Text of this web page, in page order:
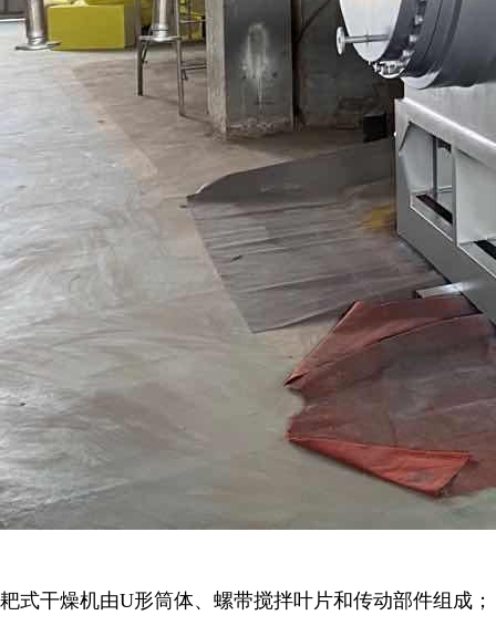
耙式干燥机由U形筒体、螺带搅拌叶片和传动部件组成；